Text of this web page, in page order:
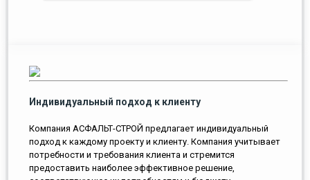
Индивидуальный подход к клиенту
Компания АСФАЛЬТ-СТРОЙ предлагает индивидуальный
подход к каждому проекту и клиенту. Компания учитывает
потребности и требования клиента и стремится
предоставить наиболее эффективное решение,